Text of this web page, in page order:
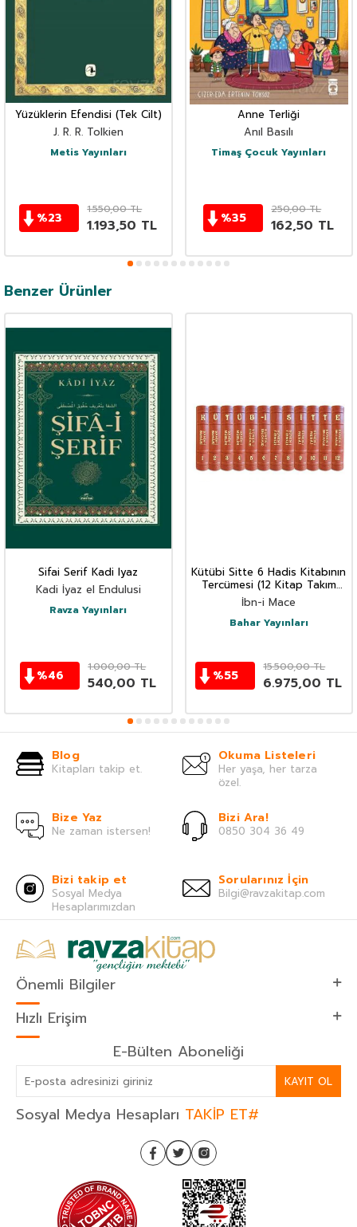
Yüzüklerin Efendisi (Tek Cilt)
J. R. R. Tolkien
Metis Yayınları
%23
1.550,00TL
1.193,50 TL
Anne Terliği
Anıl Basılı
Timaş Çocuk Yayınları
%35
250,00TL
162,50 TL
Benzer Ürünler
Sifai Serif Kadi Iyaz
Kadi İyaz el Endulusi
Ravza Yayınları
%46
1.000,00TL
540,00 TL
Kütübi Sitte 6 Hadis Kitabının
Tercümesi (12 Kitap Takım
Termo Deri Lüx Cilt)
İbn-i Mace
Bahar Yayınları
%55
15.500,00TL
6.975,00 TL
Blog
Kitapları takip et.
Okuma Listeleri
Her yaşa, her tarza
özel.
Bize Yaz
Ne zaman istersen!
Bizi Ara!
0850 304 36 49
Bizi takip et
Sosyal Medya
Hesaplarımızdan
Sorularınız İçin
Bilgi@ravzakitap.com
Önemli Bilgiler
Hızlı Erişim
E-Bülten Aboneliği
KAYIT OL
Sosyal Medya Hesapları TAKİP ET#